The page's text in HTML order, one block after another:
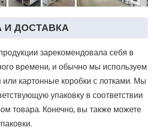
И ДОСТАВКА
зарекомендовала себя в
времени, и обычно мы используем
картонные коробки с лотками. Мы
упаковку в соответствии
товара. Конечно, вы также можете